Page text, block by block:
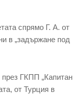
спрямо Г. А. от
в „задържане под
ГКПП „Капитан
от Турция в